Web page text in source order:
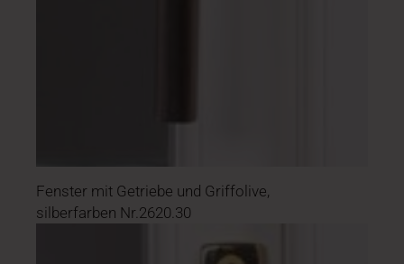
Fenster mit Getriebe und Griffolive,
silberfarben Nr.2620.30